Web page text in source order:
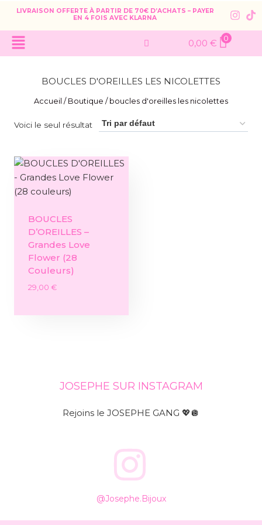
LIVRAISON OFFERTE À PARTIR DE 70€ D’ACHATS – PAYER
EN 4 FOIS AVEC KLARNA
0,00 € 0
BOUCLES D'OREILLES LES NICOLETTES
Accueil / Boutique / boucles d'oreilles les nicolettes
Voici le seul résultat
BOUCLES
D’OREILLES –
Grandes Love
Flower (28
Couleurs)
29,00 €
JOSEPHE SUR INSTAGRAM
Rejoins le JOSEPHE GANG 💖🪩
@josephe.bijoux